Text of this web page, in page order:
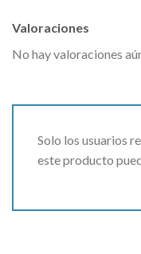
Valoraciones
No hay valoraciones
Solo los usuarios
este producto